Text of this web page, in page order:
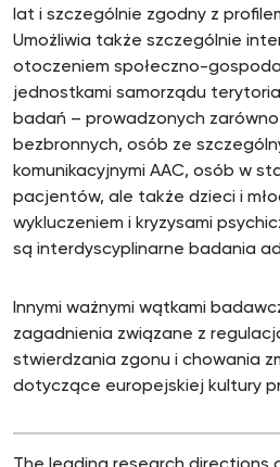
lat i szczególnie zgodny z
Umożliwia także szczególnie
otoczeniem społeczno-
jednostkami samorządu
badań – prowadzonych
bezbronnych, osób ze
komunikacyjnymi AAC, osób w
pacjentów, ale także dzieci i
wykluczeniem i kryzysami
są interdyscyplinarne badania
Innymi ważnymi wątkami
zagadnienia związane z
stwierdzania zgonu i chowania
dotyczące europejskiej kultury